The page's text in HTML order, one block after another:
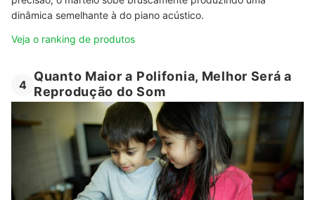
dinâmica semelhante à do piano acústico.
Veja o ranking de produtos
4
Quanto Maior a Polifonia, Melhor Será a
Reprodução do Som